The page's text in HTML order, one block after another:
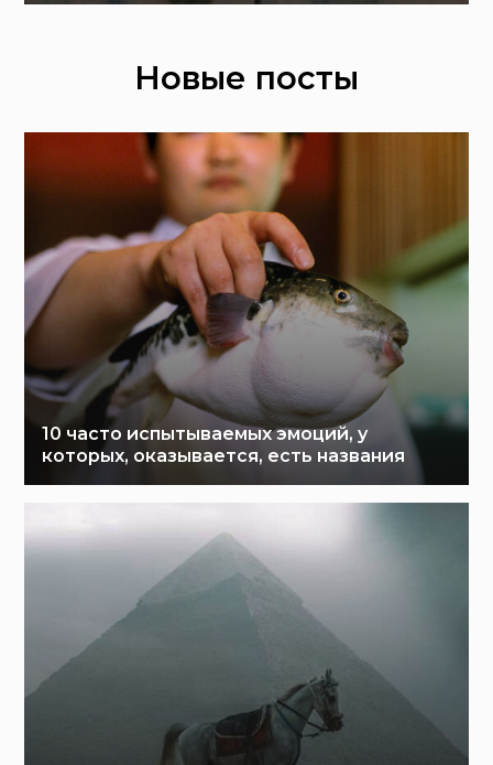
Новые посты
10 часто испытываемых эмоций, у
которых, оказывается, есть названия